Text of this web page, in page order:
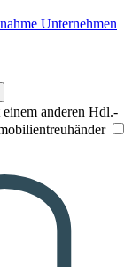
Unternehmen
anderen Hdl.-